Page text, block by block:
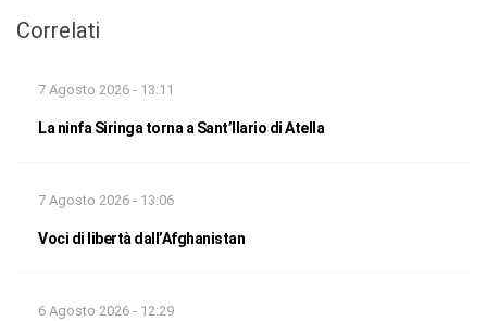
Correlati
7 Agosto 2026 - 13:11
La ninfa Siringa torna a Sant’Ilario di Atella
7 Agosto 2026 - 13:06
Voci di libertà dall’Afghanistan
6 Agosto 2026 - 12:29